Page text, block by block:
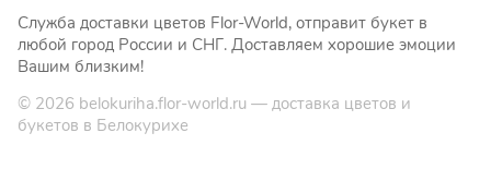
Служба доставки цветов Flor-World, отправит букет в
любой город России и СНГ. Доставляем хорошие эмоции
Вашим близким!
© 2026 belokuriha.flor-world.ru — доставка цветов и
букетов в Белокурихе